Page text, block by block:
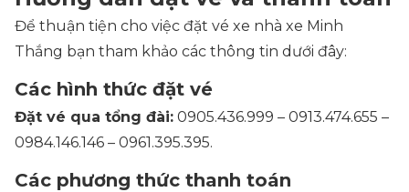
Để thuận tiện cho việc đặt vé xe nhà xe Minh
Thắng bạn tham khảo các thông tin dưới đây:
Các hình thức đặt vé
Đặt vé qua tổng đài: 0905.436.999 – 0913.474.655 –
0984.146.146 – 0961.395.395.
Các phương thức thanh toán